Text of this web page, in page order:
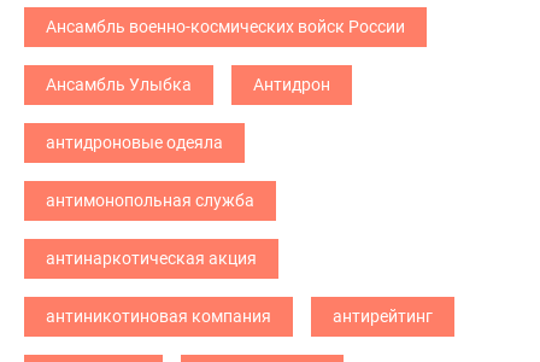
Ансамбль военно-космических войск России
Ансамбль Улыбка Антидрон
антидроновые одеяла
антимонопольная служба
антинаркотическая акция
антиникотиновая компания антирейтинг